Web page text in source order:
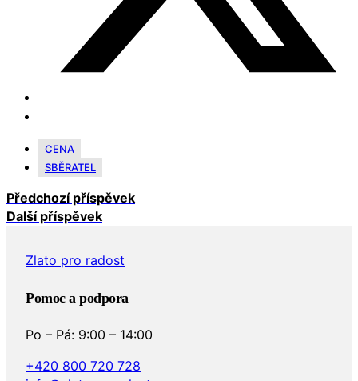
CENA
SBĚRATEL
Předchozí příspěvek
Další příspěvek
Zlato pro radost
Pomoc a podpora
Po – Pá: 9:00 – 14:00
+420 800 720 728